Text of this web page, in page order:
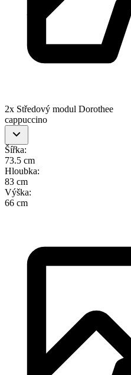
2x Středový modul Dorothee
cappuccino
Šířka:
73.5 cm
Hloubka:
83 cm
Výška:
66 cm